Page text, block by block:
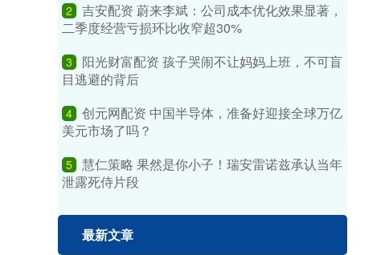
2
吉安配资 蔚来李斌：公司成本优化效果显著，
二季度经营亏损环比收窄超30%
3
阳光财富配资 孩子哭闹不让妈妈上班，不可盲
目逃避的背后
4 创元网配资 中国半导体，准备好迎接全球万亿
美元市场了吗？
5 慧仁策略 果然是你小子！瑞安雷诺兹承认当年
泄露死侍片段
最新文章